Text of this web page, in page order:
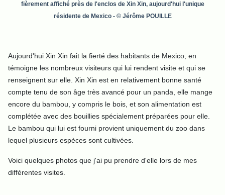
fièrement affiché près de l'enclos de Xin Xin, aujourd'hui l'unique
résidente de Mexico- © Jérôme POUILLE
Aujourd'hui Xin Xin fait la fierté des habitants de Mexico, en
témoigne les nombreux visiteurs qui lui rendent visite et qui se
renseignent sur elle. Xin Xin est en relativement bonne santé
compte tenu de son âge très avancé pour un panda, elle mange
encore du bambou, y compris le bois, et son alimentation est
complétée avec des bouillies spécialement préparées pour elle.
Le bambou qui lui est fourni provient uniquement du zoo dans
lequel plusieurs espèces sont cultivées.
Voici quelques photos que j'ai pu prendre d'elle lors de mes
différentes visites.